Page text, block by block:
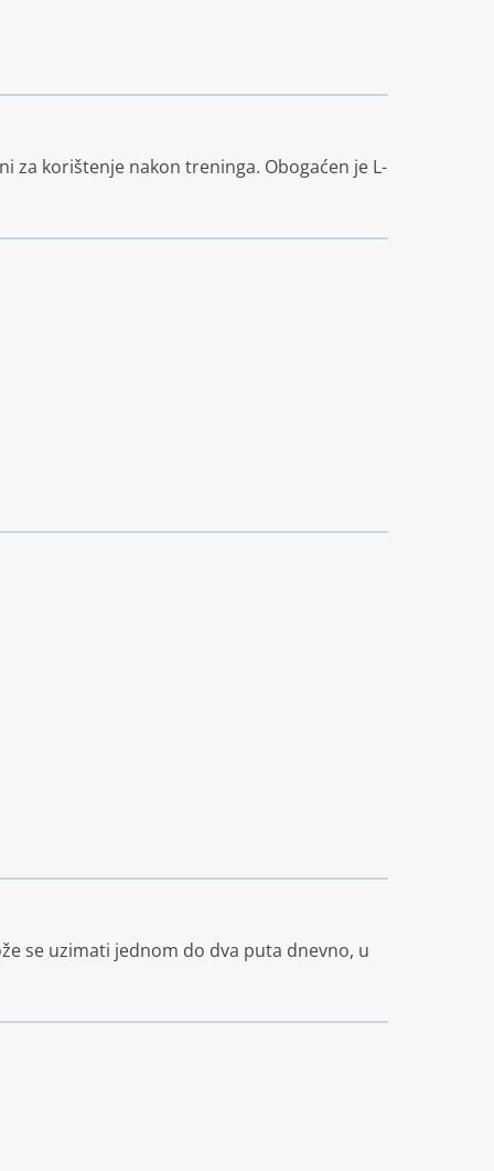
korištenje nakon treninga. Obogaćen je L-
se uzimati jednom do dva puta dnevno, u